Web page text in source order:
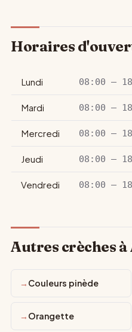
Horaires
Lundi 08:00 –
Mardi 08:00 –
Mercredi 08:00 –
Jeudi 08:00 –
Vendredi 08:00 –
Autres crèches
Couleurs pinède
Orangette